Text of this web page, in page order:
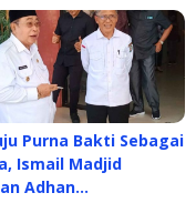
Purna Bakti Sebagai
Ismail Madjid
Adhan…